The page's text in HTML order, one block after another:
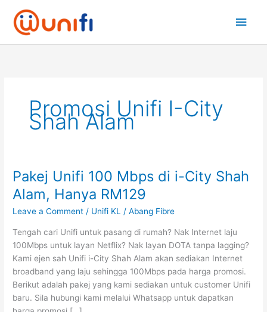
content
Promosi Unifi I-City
Shah Alam
Pakej Unifi 100 Mbps di i-City Shah
Alam, Hanya RM129
Leave a Comment / Unifi KL /Abang Fibre
Tengah cari Unifi untuk pasang di rumah? Nak Internet laju
100Mbps untuk layan Netflix? Nak layan DOTA tanpa lagging?
Kami ejen sah Unifi i-City Shah Alam akan sediakan Internet
broadband yang laju sehingga 100Mbps pada harga promosi.
Berikut adalah pakej yang kami sediakan untuk customer Unifi
baru. Sila hubungi kami melalui Whatsapp untuk dapatkan
Pakej
Unifi
100
Mbps